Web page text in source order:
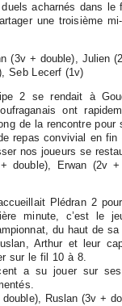
acharnés dans
une troisième
(3v + double), Julien
Seb Lecerf (1v)
2 se rendait à
ont
de la rencontre pour
repas convivial en
nos joueurs se
double), Erwan (2v
Plédran 2
minute, c’est le
du haut de
Arthur et leur
sur le fil 10 à 8.
a su jouer sur
Ruslan (3v +